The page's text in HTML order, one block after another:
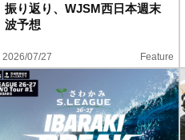
振り返り、WJSM西日本週末
波予想
2026/07/27 Feature